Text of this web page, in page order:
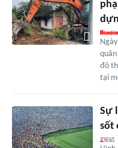
đô
tại
Sự
sốt